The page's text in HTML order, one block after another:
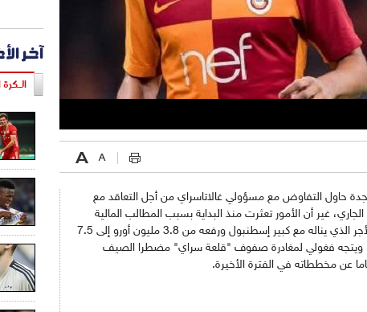
جدة حاول التفاوض مع مسؤولي غالاتاسراي من أجل التعاقد مع
غير أن الأمور تعثرت منذ البداية بسبب المطالب المالية
المرتفعة للاعب، حيث أنه طالب بمضاعفة الأجر الذي يناله مع كبير إسطنبول ورفعه من 3.8 مليون أورو إلى 7.5
ويتجه فغولي لمغادرة صفوف "قلعة سراي" مضطرا الصيف
عن مخططاته في الفترة الأخيرة.
آخر
الـكرة